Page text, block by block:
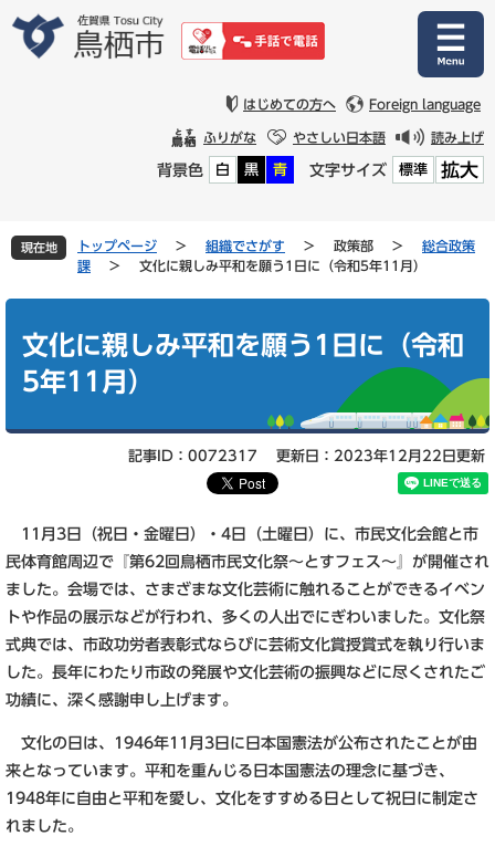
文
はじめての方へ Foreign language
ふりがな やさしい日本語 読み上げ
背景色 白 黒 青 文字サイズ 標準 拡大
現在地 トップページ > 組織でさがす > 政策部 >
総合政策
課
> 文化に親しみ平和を願う1日に（令和5年11月）
文化に親しみ平和を願う1日に（令和
5年11月）
記事ID：0072317 更新日：2023年12月22日更新
11月3日（祝日・金曜日）・4日（土曜日）に、市民文化会館と市
民体育館周辺で『第62回鳥栖市民文化祭～とすフェス～』が開催され
ました。会場では、さまざまな文化芸術に触れることができるイベン
トや作品の展示などが行われ、多くの人出でにぎわいました。文化祭
式典では、市政功労者表彰式ならびに芸術文化賞授賞式を執り行いま
した。長年にわたり市政の発展や文化芸術の振興などに尽くされたご
功績に、深く感謝申し上げます。
文化の日は、1946年11月3日に日本国憲法が公布されたことが由
来となっています。平和を重んじる日本国憲法の理念に基づき、
1948年に自由と平和を愛し、文化をすすめる日として祝日に制定さ
れました。